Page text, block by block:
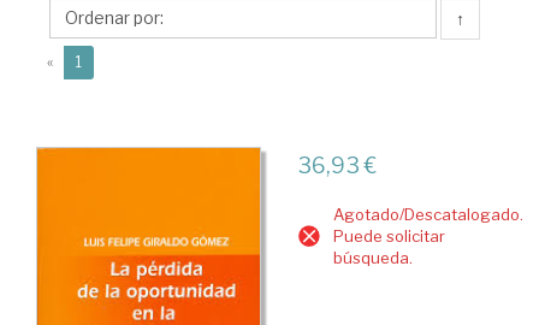
Luis
Felipe
↑
« 1
36,93 €
Agotado/Descatalogado.
Puede solicitar
búsqueda.